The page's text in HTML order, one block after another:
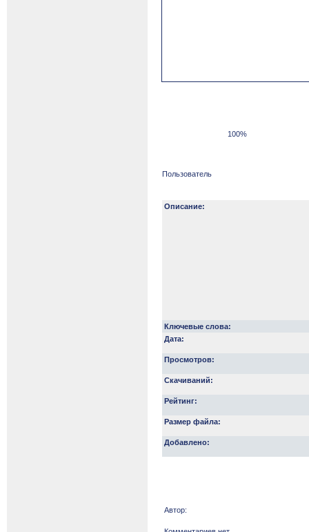
100%
Пользователь
Описание:
Ключевые слова:
Дата:
Просмотров:
Скачиваний:
Рейтинг:
Размер файла:
Добавлено:
Автор: